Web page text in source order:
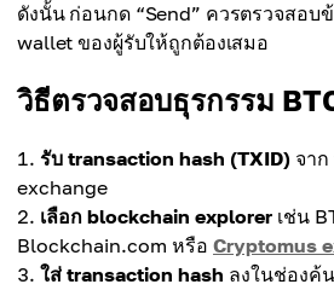
ดังนั้น ก่อนกด “Send” ควรตรวจสอบ
wallet ของผู้รับให้ถูกต้องเสมอ
วิธีตรวจสอบธุรกรรม
รับ transaction hash (TXID) จา
exchange
เลือก blockchain explorer เช่น
Blockchain.com หรือ Cryptomus
ใส่ transaction hash ลงในช่องค้